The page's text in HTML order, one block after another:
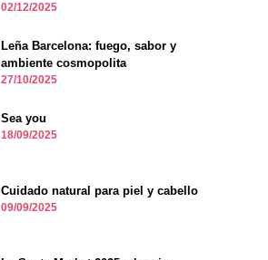
02/12/2025
Leña Barcelona: fuego, sabor y
ambiente cosmopolita
27/10/2025
Sea you
18/09/2025
Cuidado natural para piel y cabello
09/09/2025